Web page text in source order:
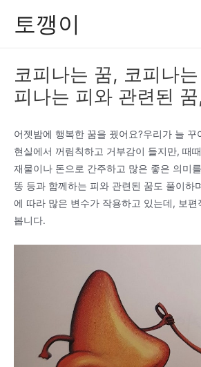
토깽이
코피나는 꿈, 코피나
피나는 피와 관련된
어젯밤에 행복한 꿈을 꿨어요?우리가 늘 꾸
현실에서 꺼림칙하고 거부감이 들지만, 때
재물이나 돈으로 간주하고 많은 좋은 의미
똥 등과 함께하는 피와 관련된 꿈도 풀이하
에 따라 많은 변수가 작용하고 있는데, 보편
봅니다.